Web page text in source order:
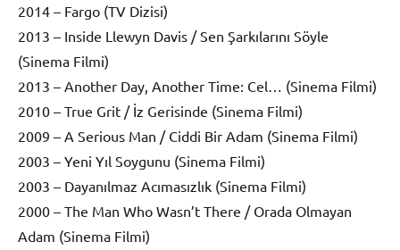
2014 – Fargo (TV Dizisi)
2013 – Inside Llewyn Davis / Sen Şarkılarını Söyle
(Sinema Filmi)
2013 – Another Day, Another Time: Cel… (Sinema Filmi)
2010 – True Grit / İz Gerisinde (Sinema Filmi)
2009 – A Serious Man / Ciddi Bir Adam (Sinema Filmi)
2003 – Yeni Yıl Soygunu (Sinema Filmi)
2003 – Dayanılmaz Acımasızlık (Sinema Filmi)
2000 – The Man Who Wasn’t There / Orada Olmayan
Adam (Sinema Filmi)